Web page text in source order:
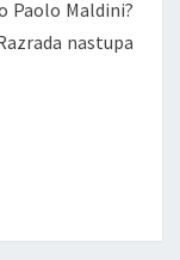
Paolo Maldini?
nastupa